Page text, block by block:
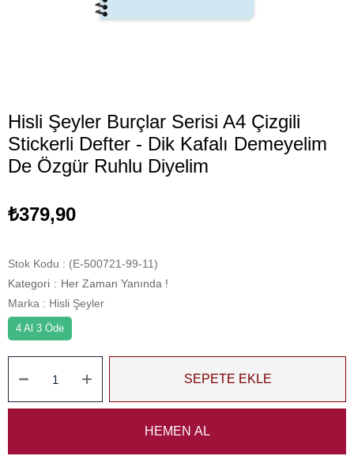
Hisli Şeyler Burçlar Serisi A4 Çizgili
Stickerli Defter - Dik Kafalı Demeyelim
De Özgür Ruhlu Diyelim
₺379,90
Stok Kodu
(E-500721-99-11)
Kategori : Her Zaman Yanında !
Marka : Hisli Şeyler
4 Al 3 Öde